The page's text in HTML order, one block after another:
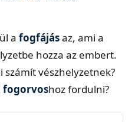
a fogfájásaz, ami a
hozza az embert.
vészhelyzetnek?
fogorvoshoz fordulni?